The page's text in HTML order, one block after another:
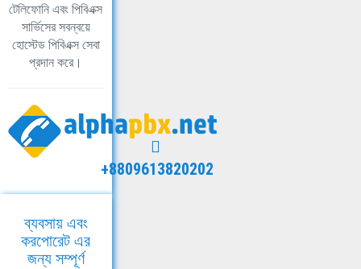
টেলিফোনি এবং পিবিএক্স
সার্ভিসের সবন্বয়ে
হোস্টেড পিবিএক্স সেবা
প্রদান করে।
+8809613820202
ব্যবসায় এবং
করপোরেট এর
জন্য সম্পূর্ণ